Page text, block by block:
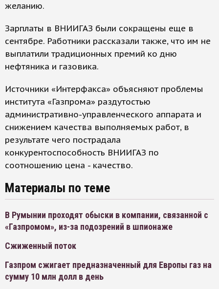
желанию.​​
Зарплаты в ВНИИГАЗ были сокращены еще в
сентябре. Работники рассказали также, что им не
выплатили традиционных премий ко дню
нефтяника и газовика.
Источники «Интерфакса» объясняют проблемы
института «Газпрома» раздутостью
административно-управленческого аппарата и
снижением качества выполняемых работ, в
результате чего пострадала
конкурентоспособность ВНИИГАЗ по
соотношению цена - качество.
Материалы по теме
В Румынии проходят обыски в компании, связанной с
«Газпромом», из-за подозрений в шпионаже
Сжиженный поток
Газпром сжигает предназначенный для Европы газ на
сумму 10 млн долл в день